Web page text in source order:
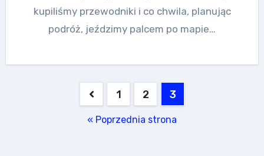
kupiliśmy przewodniki i co chwila, planując
podróż, jeździmy palcem po mapie…
Stronicowanie
1 2 3
« Poprzednia strona